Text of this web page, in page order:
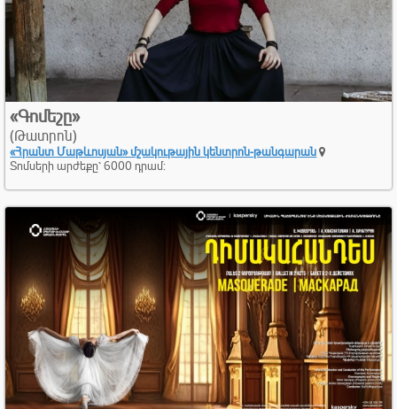
«Գոմեշը»
(Թատրոն)
«Հրանտ Մաթևոսյան» մշակութային կենտրոն-​թանգարան
Տոմսերի արժեքը՝ 6000 դրամ: